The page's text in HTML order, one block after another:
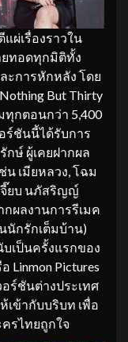
แผ่เรื่องราวใน
ยทอดทุกมิติทั้ง
ะการหักหลัง โดย
But Thirty
กตอนกว่า 5,400
ร์ชันนี้ได้รับการ
ษ์ ผู้เคยฝากผล
น เมียหลวง, โฉม
จี๊ยบ นภัสริญญ์
ผลงานการรีเมค
นนักรักเต็มบ้าน)
เป็นครั้งแรกของ
Linmon Pictures
ร์ชันต่างประเทศ
เข้ากับบริบท เพื่อ
รไทยถูกใจ